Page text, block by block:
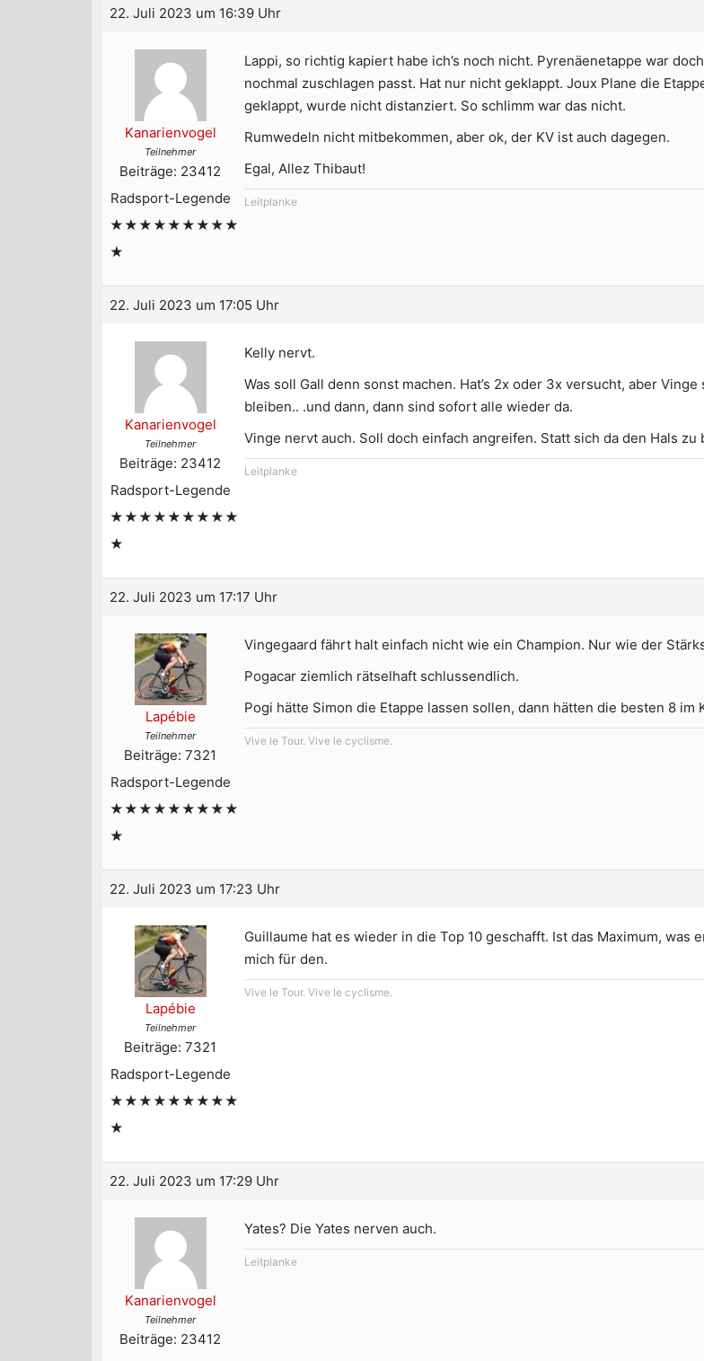
22. Juli 2023 um 16:39 Uhr
Kanarienvogel
Teilnehmer
Beiträge: 23412
Radsport-Legende
★★★★★★★★★
★
Lappi, so richtig kapiert habe ich’s noch nicht. Pyrenäenetappe war
nochmal zuschlagen passt. Hat nur nicht geklappt. Joux Plane die
geklappt, wurde nicht distanziert. So schlimm war das nicht.
Rumwedeln nicht mitbekommen, aber ok, der KV ist auch dagegen.
Egal, Allez Thibaut!
Leitplanke
22. Juli 2023 um 17:05 Uhr
Kanarienvogel
Teilnehmer
Beiträge: 23412
Radsport-Legende
★★★★★★★★★
★
Kelly nervt.
Was soll Gall denn sonst machen. Hat’s 2x oder 3x versucht, aber
bleiben.. .und dann, dann sind sofort alle wieder da.
Vinge nervt auch. Soll doch einfach angreifen. Statt sich da den Hals
Leitplanke
22. Juli 2023 um 17:17 Uhr
Lapébie
Teilnehmer
Beiträge: 7321
Radsport-Legende
★★★★★★★★★
★
Vingegaard fährt halt einfach nicht wie ein Champion. Nur wie der
Pogacar ziemlich rätselhaft schlussendlich.
Pogi hätte Simon die Etappe lassen sollen, dann hätten die besten 8
Vive le Tour. Vive le cyclisme.
22. Juli 2023 um 17:23 Uhr
Lapébie
Teilnehmer
Beiträge: 7321
Radsport-Legende
★★★★★★★★★
★
Guillaume hat es wieder in die Top 10 geschafft. Ist das Maximum,
mich für den.
Vive le Tour. Vive le cyclisme.
22. Juli 2023 um 17:29 Uhr
Kanarienvogel
Teilnehmer
Beiträge: 23412
Yates? Die Yates nerven auch.
Leitplanke